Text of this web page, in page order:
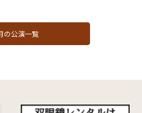
の公演一覧